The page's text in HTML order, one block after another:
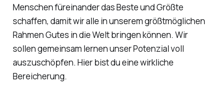
Menschen füreinander das Beste und Größte
schaffen, damit wir alle in unserem größtmöglichen
Rahmen Gutes in die Welt bringen können. Wir
sollen gemeinsam lernen unser Potenzial voll
auszuschöpfen. Hier bist du eine wirkliche
Bereicherung.